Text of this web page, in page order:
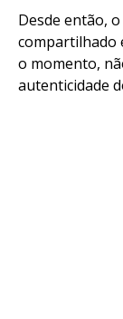
Desde então,
compartilhado
o momento,
autenticidade